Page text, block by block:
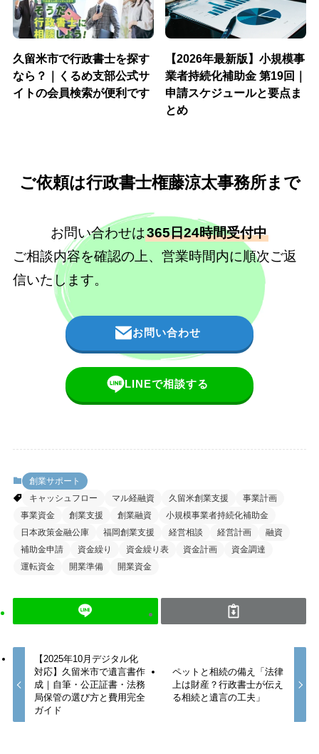
久留米市で行政書士を探す
なら？｜くるめ支部公式サ
イトの会員検索が便利です
【2026年最新版】小規模事
業者持続化補助金 第19回｜
申請スケジュールと要点ま
とめ
ご依頼は行政書士権藤涼太事務所まで
お問い合わせは365日24時間受付中
ご相談内容を確認の上、営業時間内に順次ご返
信いたします。
お問い合わせ
LINEで相談する
創業サポート
キャッシュフロー
マル経融資 久留米創業支援
事業計画
事業資金
創業支援 創業融資
小規模事業者持続化補助金
日本政策金融公庫
福岡創業支援 経営相談 経営計画
融資
補助金申請
資金繰り 資金繰り表 資金計画
資金調達
運転資金
開業準備 開業資金
【2025年10月デジタル化
対応】久留米市で遺言書作
成｜自筆・公正証書・法務
局保管の選び方と費用完全
ガイド
ペットと相続の備え「法律
上は財産？行政書士が伝え
る相続と遺言の工夫」